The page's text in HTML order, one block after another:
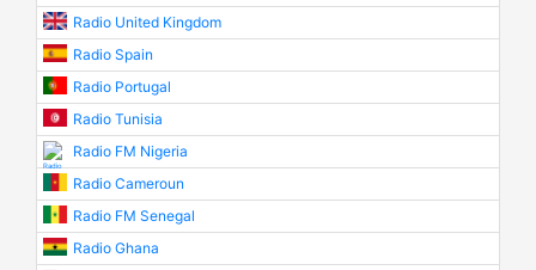
Radio United Kingdom
Radio Spain
Radio Portugal
Radio Tunisia
Radio FM Nigeria
Radio Cameroun
Radio FM Senegal
Radio Ghana